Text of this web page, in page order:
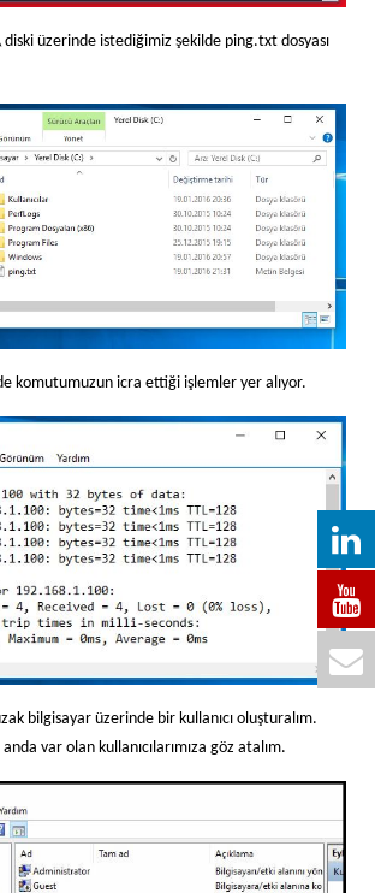
diski üzerinde istediğimiz şekilde ping.txt dosyası
komutumuzun icra ettiği işlemler yer alıyor.
bilgisayar üzerinde bir kullanıcı oluşturalım.
var olan kullanıcılarımıza göz atalım.